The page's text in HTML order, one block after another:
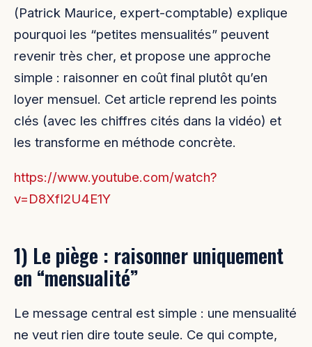
(Patrick Maurice, expert-comptable) explique
pourquoi les “petites mensualités” peuvent
revenir très cher, et propose une approche
simple : raisonner en coût final plutôt qu’en
loyer mensuel. Cet article reprend les points
clés (avec les chiffres cités dans la vidéo) et
les transforme en méthode concrète.
https://www.youtube.com/watch?
v=D8XfI2U4E1Y
1) Le piège : raisonner uniquement
en “mensualité”
Le message central est simple : une mensualité
ne veut rien dire toute seule. Ce qui compte,